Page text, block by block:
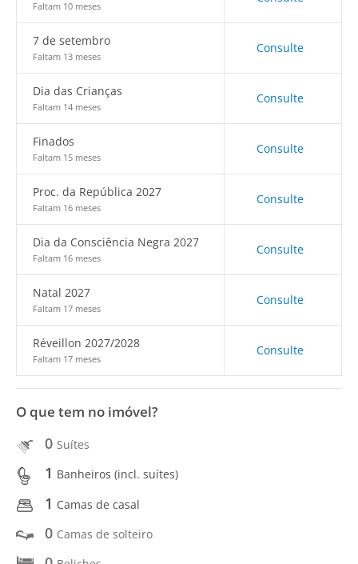
Faltam 10 meses
7 de setembro
Faltam 13 meses
Consulte
Dia das Crianças
Faltam 14 meses
Consulte
Finados
Faltam 15 meses
Consulte
Proc. da República 2027
Faltam 16 meses
Consulte
Dia da Consciência Negra 2027
Faltam 16 meses
Consulte
Natal 2027
Faltam 17 meses
Consulte
Réveillon 2027/2028
Faltam 17 meses
Consulte
O que tem no imóvel?
0 Suítes
1 Banheiros (incl. suítes)
1 Camas de casal
0 Camas de solteiro